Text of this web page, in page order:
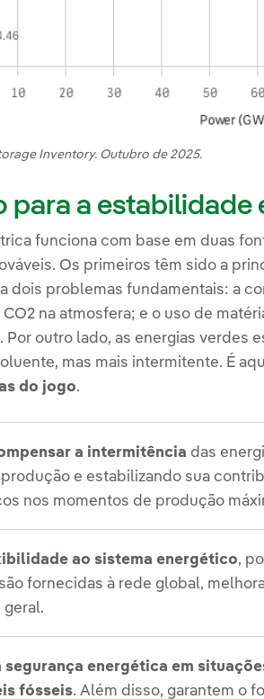
Inventory. Outubro de 2025.
a estabilidade
funciona com base em duas
Os primeiros têm sido a
dois problemas fundamentais: a
na atmosfera; e o uso de
outro lado, as energias verdes
mas mais intermitente. É
do jogo.
a intermitência das
e estabilizando sua
nos momentos de produção
ao sistema energético,
fornecidas à rede global,
geral.
segurança energética em
fósseis. Além disso, garantem o